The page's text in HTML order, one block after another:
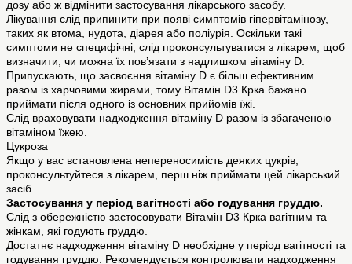
дозу або ж відмінити застосування лікарського засобу.
Лікування слід припинити при появі симптомів гіпервітамінозу,
таких як втома, нудота, діарея або поліурія. Оскільки такі
симптоми не специфічні, слід проконсультуватися з лікарем, щоб
визначити, чи можна їх пов’язати з надлишком вітаміну D.
Припускають, що засвоєння вітаміну D є більш ефективним
разом із харчовими жирами, тому Вітамін D3 Крка бажано
приймати після одного із основних прийомів їжі.
Слід враховувати надходження вітаміну D разом із збагаченою
вітаміном їжею.
Цукроза
Якщо у вас встановлена непереносимість деяких цукрів,
проконсультуйтеся з лікарем, перш ніж приймати цей лікарський
засіб.
Застосування у період вагітності або годування груддю.
Слід з обережністю застосовувати Вітамін D3 Крка вагітним та
жінкам, які годують груддю.
Достатнє надходження вітаміну D необхідне у період вагітності та
годування груддю. Рекомендується контролювати надходження